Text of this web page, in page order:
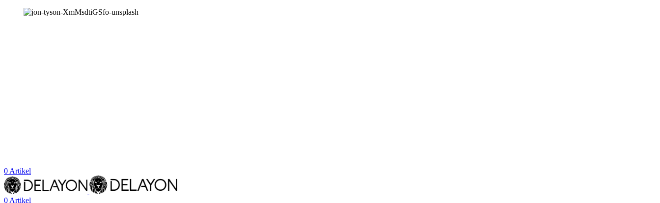
0 Artikel
0 Artikel